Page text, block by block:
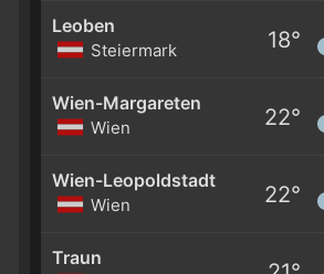
Leoben
Steiermark 18°
Wien-Margareten
Wien 22°
Wien-Leopoldstadt
Wien 22°
Traun